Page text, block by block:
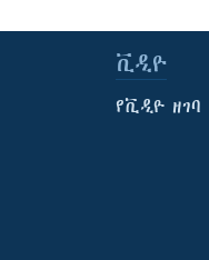
ቪዲዮ
የቪዲዮ ዘገባ